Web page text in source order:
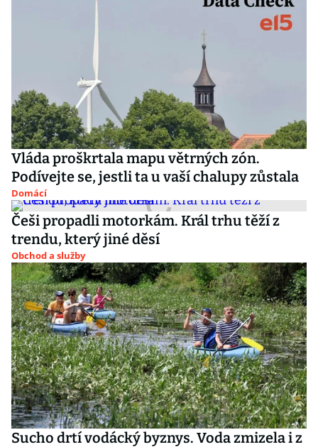
Vláda proškrtala mapu větrných zón.
Podívejte se, jestli ta u vaší chalupy zůstala
Domácí
Češi propadli motorkám. Král trhu těží z
trendu, který jiné děsí
Obchod a služby
Sucho drtí vodácký byznys. Voda zmizela i z